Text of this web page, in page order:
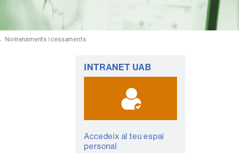
Nomenaments i cessaments
Informació
complementària
INTRANET UAB
Accedeix al teu espai
personal